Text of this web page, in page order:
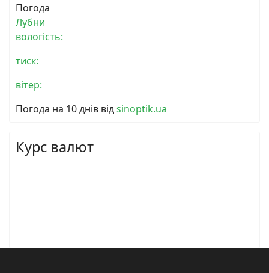
Погода
Лубни
вологість:
тиск:
вітер:
Погода на 10 днів відsinoptik.ua
Курс валют